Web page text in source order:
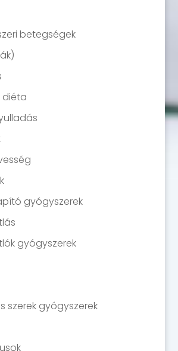
betegségek
diéta
gyógyszerek
gyógyszerek
szerek gyógyszerek